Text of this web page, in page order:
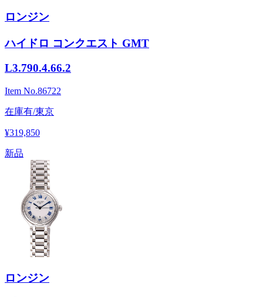
ロンジン
ハイドロ コンクエスト GMT
L3.790.4.66.2
Item No.86722
在庫有/東京
¥319,850
新品
ロンジン